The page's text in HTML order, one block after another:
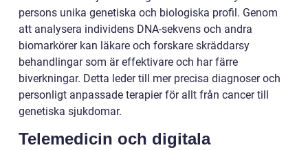
persons unika genetiska och biologiska profil. Genom
att analysera individens DNA-sekvens och andra
biomarkörer kan läkare och forskare skräddarsy
behandlingar som är effektivare och har färre
biverkningar. Detta leder till mer precisa diagnoser och
personligt anpassade terapier för allt från cancer till
genetiska sjukdomar.
Telemedicin och digitala